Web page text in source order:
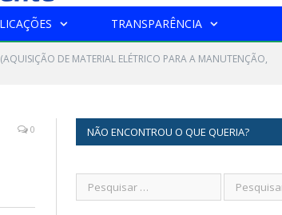
TRANSPARÊNCIA
DE MATERIAL ELÉTRICO PARA A MANUTENÇÃO,
0 NÃO ENCONTROU O QUE QUERIA?